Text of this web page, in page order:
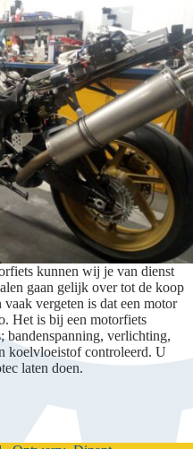
kunnen wij je van dienst
gaan gelijk over tot de koop
vergeten is dat een motor
Het is bij een motorfiets
bandenspanning, verlichting,
koelvloeistof controleerd. U
laten doen.